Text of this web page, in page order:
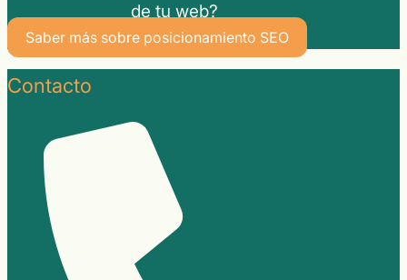
de tu web?
Saber más sobre posicionamiento SEO
Contacto